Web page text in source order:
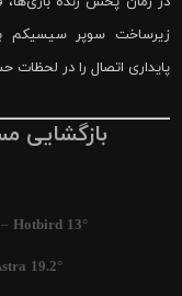
زیرساخت سوپر سیسیکم
پایداری اتصال را در
بازگشایی
Hotbird 13°
19.2°